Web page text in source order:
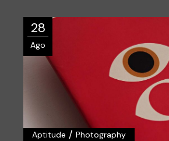
28
Ago
Aptitude /Photography